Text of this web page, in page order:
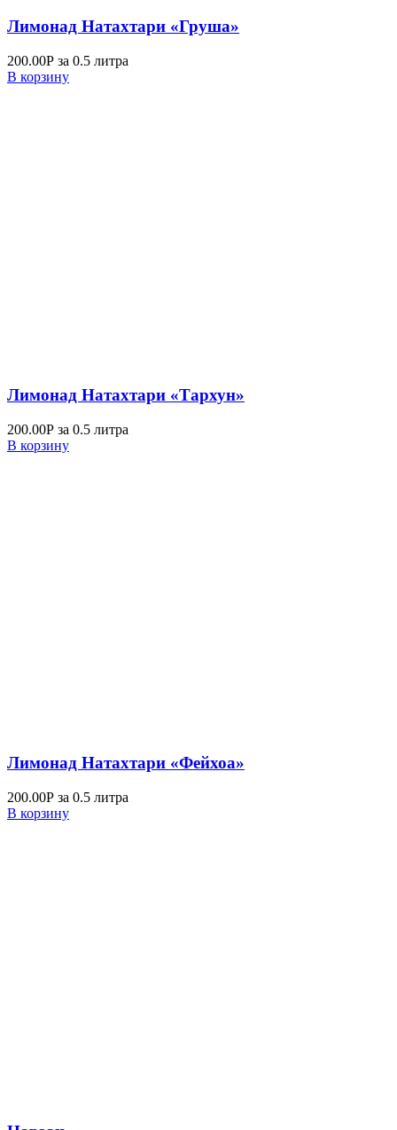
Лимонад Натахтари «Груша»
200.00Р за 0.5 литра
В корзину
Лимонад Натахтари «Тархун»
200.00Р за 0.5 литра
В корзину
Лимонад Натахтари «Фейхоа»
200.00Р за 0.5 литра
В корзину